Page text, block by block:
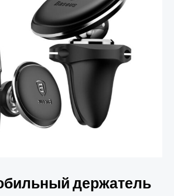
держатель